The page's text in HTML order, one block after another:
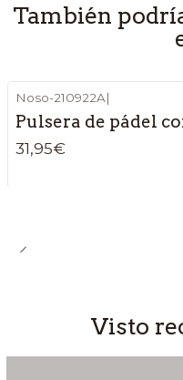
También
Noso-210922A|
Pulsera de pádel
31,95€
Visto